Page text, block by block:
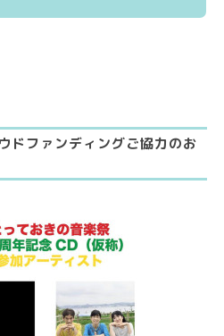
ドファンディングご協力のお